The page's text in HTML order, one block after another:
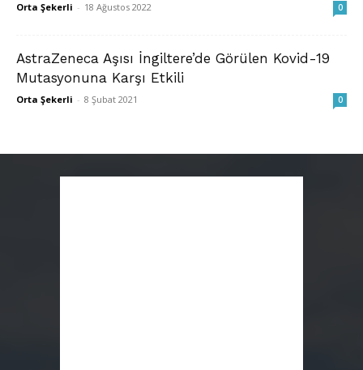
Orta Şekerli - 18 Ağustos 2022 0
AstraZeneca Aşısı İngiltere’de Görülen Kovid-19
Mutasyonuna Karşı Etkili
Orta Şekerli - 8 Şubat 2021 0